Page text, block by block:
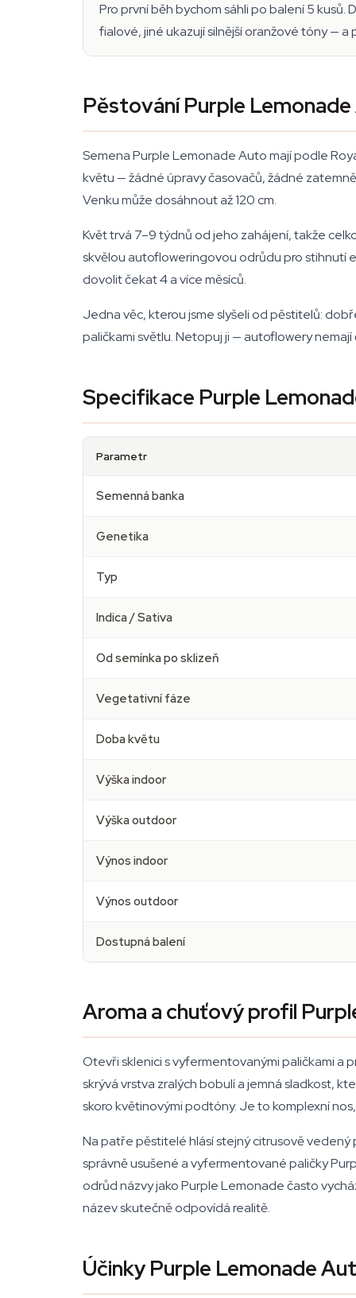
Pro první běh bychom sáhli po balení 5
fialové, jiné ukazují silnější oranžové tóny —
Pěstování Purple
Semena Purple Lemonade Auto mají podle
květu — žádné úpravy časovačů, žádné
Venku může dosáhnout až 120 cm.
Květ trvá 7–9 týdnů od jeho zahájení, takže
skvělou autofloweringovou odrůdu pro stihnutí
dovolit čekat 4 a více měsíců.
Jedna věc, kterou jsme slyšeli od pěstitelů:
paličkami světlu. Netopuj ji — autoflowery
Specifikace Purple
Parametr
Semenná banka
Genetika
Typ
Indica / Sativa
Od semínka po sklizeň
Vegetativní fáze
Doba květu
Výška indoor
Výška outdoor
Výnos indoor
Výnos outdoor
Dostupná balení
Aroma a chuťový profil
Otevři sklenici s vyfermentovanými paličkami a
skrývá vrstva zralých bobulí a jemná sladkost,
skoro květinovými podtóny. Je to komplexní
Na patře pěstitelé hlásí stejný citrusově
správně usušené a vyfermentované paličky
odrůd názvy jako Purple Lemonade často
název skutečně odpovídá realitě.
Účinky Purple Lemonade